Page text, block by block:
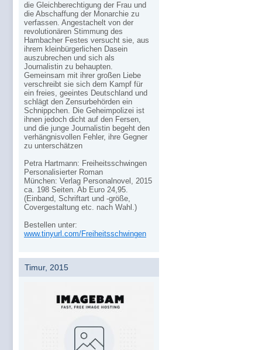
die Gleichberechtigung der Frau und
die Abschaffung der Monarchie zu
verfassen. Angestachelt von der
revolutionären Stimmung des
Hambacher Festes versucht sie, aus
ihrem kleinbürgerlichen Dasein
auszubrechen und sich als
Journalistin zu behaupten.
Gemeinsam mit ihrer großen Liebe
verschreibt sie sich dem Kampf für
ein freies, geeintes Deutschland und
schlägt den Zensurbehörden ein
Schnippchen. Die Geheimpolizei ist
ihnen jedoch dicht auf den Fersen,
und die junge Journalistin begeht den
verhängnisvollen Fehler, ihre Gegner
zu unterschätzen
Petra Hartmann: Freiheitsschwingen
Personalisierter Roman
München: Verlag Personalnovel, 2015
ca. 198 Seiten. Ab Euro 24,95.
(Einband, Schriftart und -größe,
Covergestaltung etc. nach Wahl.)
Bestellen unter:
www.tinyurl.com/Freiheitsschwingen
Timur, 2015